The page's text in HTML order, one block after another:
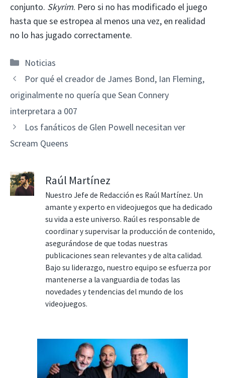
conjunto. Skyrim. Pero si no has modificado el juego
hasta que se estropea al menos una vez, en realidad
no lo has jugado correctamente.
Categorías
Noticias
Por qué el creador de James Bond, Ian Fleming,
originalmente no quería que Sean Connery
interpretara a 007
Los fanáticos de Glen Powell necesitan ver
Scream Queens
Raúl Martínez
Nuestro Jefe de Redacción es Raúl Martínez. Un
amante y experto en videojuegos que ha dedicado
su vida a este universo. Raúl es responsable de
coordinar y supervisar la producción de contenido,
asegurándose de que todas nuestras
publicaciones sean relevantes y de alta calidad.
Bajo su liderazgo, nuestro equipo se esfuerza por
mantenerse a la vanguardia de todas las
novedades y tendencias del mundo de los
videojuegos.